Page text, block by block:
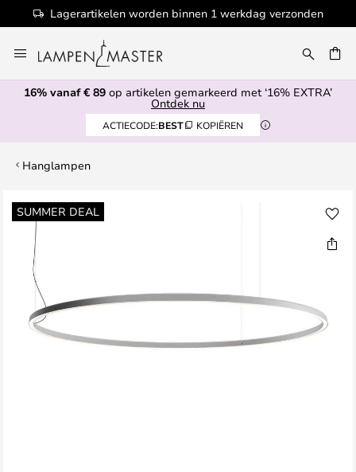
Lagerartikelen worden binnen 1 werkdag verzonden
naar
de
inhoud
16% vanaf € 89 op artikelen gemarkeerd met ‘16% EXTRA’
Ontdek nu
ACTIECODE:BEST KOPIËREN
Hanglampen
SUMMER DEAL
Ga
naar
einde
afbeeldingen-
gallerij